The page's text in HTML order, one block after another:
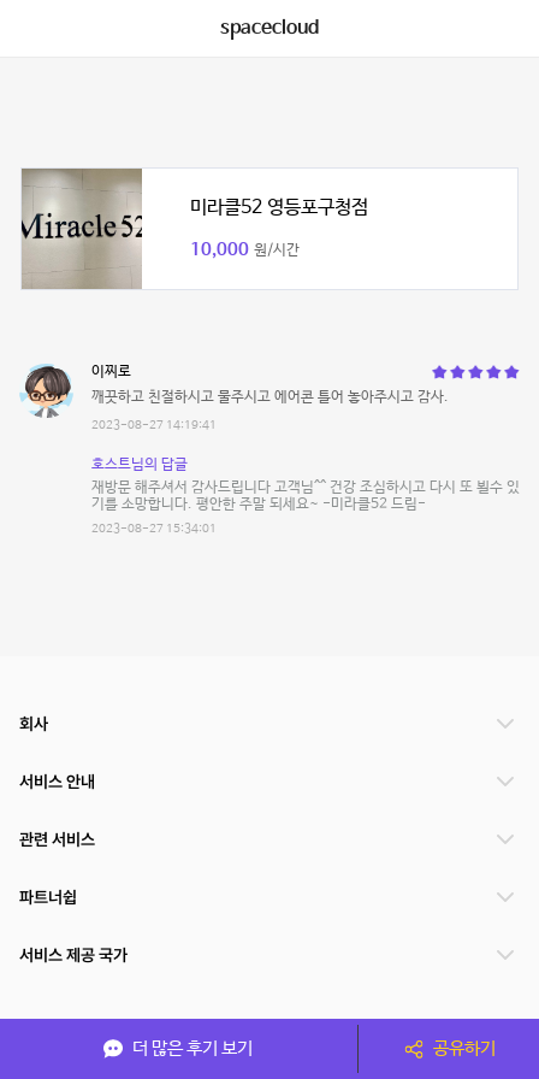
spacecloud
미라클52 영등포구청점
10,000 원/시간
이찌로
깨끗하고 친절하시고 물주시고 에어콘 틀어 놓아주시고 감사.
2023-08-27 14:19:41
호스트님의 답글
재방문 해주셔서 감사드립니다 고객님^^ 건강 조심하시고 다시 또 뵐수 있
기를 소망합니다. 평안한 주말 되세요~ -미라클52 드림-
2023-08-27 15:34:01
더 많은 후기 보기 공유하기
회사
서비스 안내
관련 서비스
파트너쉽
서비스 제공 국가
(주)NSPACE 사업자정보